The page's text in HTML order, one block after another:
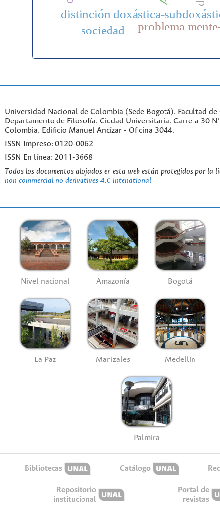
distinción doxástica-
problema
sociedad
Universidad Nacional de Colombia (Sede Bogotá). Facultad de
Departamento de Filosofía. Ciudad Universitaria. Carrera 30
Colombia. Edificio Manuel Ancízar - Oficina 3044.
ISSN Impreso: 0120-0062
ISSN En línea: 2011-3668
Todos los documentos alojados en esta web están protegidos por la
non commercial no derivatives 4.0 intenational
Nivel nacional Amazonía Bogotá
La Paz Manizales Medellín
Palmira
Bibliotecas Catálogo
Repositorio
institucional
Portal de
revistas